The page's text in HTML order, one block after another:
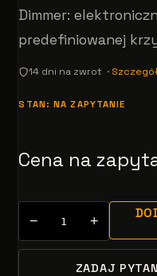
Dimmer:
predefiniowanej
14 dni na zwrot ·
STAN: NA ZAPYTANIE
Cena na
− +
ZADAJ